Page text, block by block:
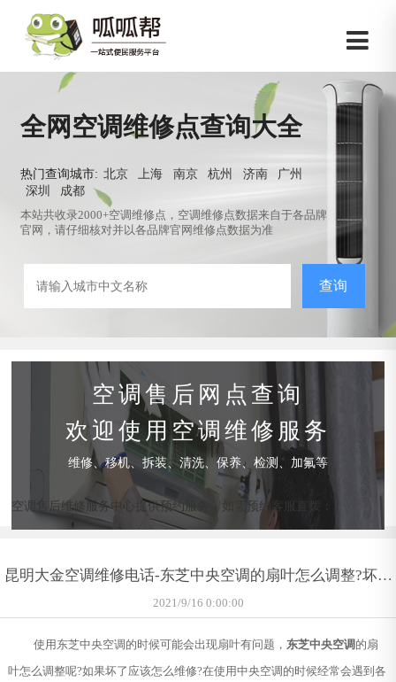
全网空调维修点查询大全
热门查询城市: 北京 上海 南京 杭州 济南
广州
深圳
成都
本站共收录2000+空调维修点，空调维修点数据来自于各品牌
官网，请仔细核对并以各品牌官网维修点数据为准
查询
空调售后网点查询
欢迎使用空调维修服务
维修、移机、拆装、清洗、保养、检测、加氟等
空调售后维修服务中心提供预约服务，如需预约客服直拨：
昆明大金空调维修电话-东芝中央空调的扇叶怎么调整?坏了
怎么办
2021/9/16 0:00:00
使用东芝中央空调的时候可能会出现扇叶有问题， 东芝中央空调 的扇
叶怎么调整呢?如果坏了应该怎么维修?在使用中央空调的时候经常会遇到各